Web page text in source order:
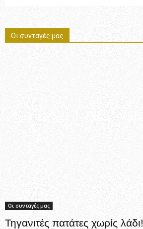
Οι συνταγές μας
Οι συνταγές μας
Τηγανιτές πατάτες χωρίς λάδι!